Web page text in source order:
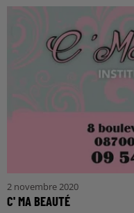
2 novembre 2020
C' MA BEAUTÉ